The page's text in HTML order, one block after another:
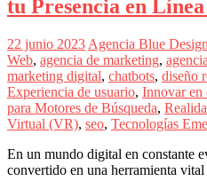
Medios
la
Agencia
Blue
Design
Colombia
y
filiales
en
tu Presencia en
22 junio 2023 Agencia Blue
Web, agencia de marketing,
marketing digital, chatbots, diseño
Experiencia de usuario, Innovar en
para Motores de Búsqueda,
Virtual (VR), seo, Tecnologías
En un mundo digital en constante
convertido en una herramienta vital